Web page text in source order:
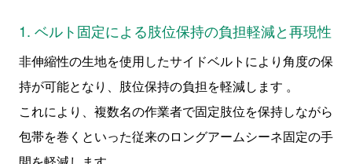
1. ベルト固定による肢位保持の負担軽減と再現性
非伸縮性の生地を使用したサイドベルトにより角度の保
持が可能となり、肢位保持の負担を軽減します 。
これにより、複数名の作業者で固定肢位を保持しながら
包帯を巻くといった従来のロングアームシーネ固定の手